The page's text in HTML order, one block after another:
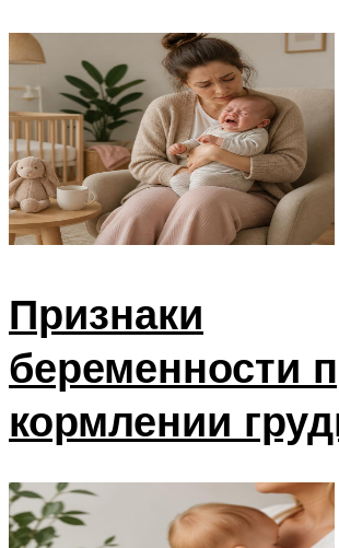
Признаки
беременности
кормлении